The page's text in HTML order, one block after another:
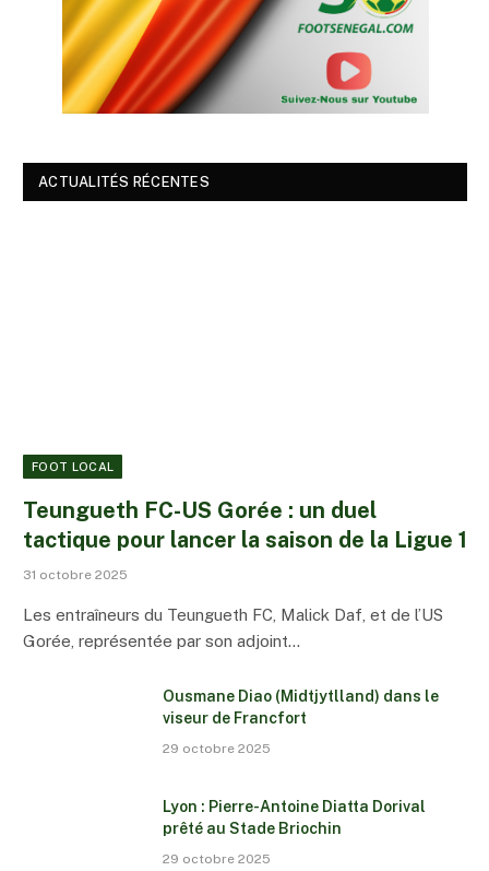
ACTUALITÉS RÉCENTES
FOOT LOCAL
Teungueth FC-US Gorée : un duel
tactique pour lancer la saison de la Ligue 1
31 octobre 2025
Les entraîneurs du Teungueth FC, Malick Daf, et de l’US
Gorée, représentée par son adjoint…
Ousmane Diao (Midtjytlland) dans le
viseur de Francfort
29 octobre 2025
Lyon : Pierre-Antoine Diatta Dorival
prêté au Stade Briochin
29 octobre 2025